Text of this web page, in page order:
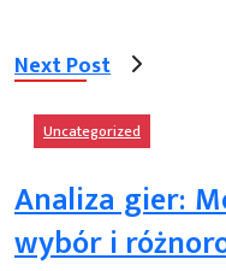
Next Post
Uncategorized
Analiza gier:
wybór i